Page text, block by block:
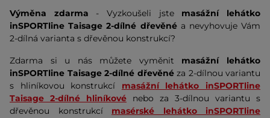
Výměna zdarma - Vyzkoušeli jste masážní lehátko
inSPORTline Taisage 2-dílné dřevěnéa nevyhovuje Vám
2-dílná varianta s dřevěnou konstrukcí?
Zdarma si u nás můžete vyměnit masážní lehátko
inSPORTline Taisage 2-dílné dřevěné za 2-dílnou variantu
s hliníkovou konstrukcí masážní lehátko inSPORTline
Taisage 2-dílné hliníkové
nebo za 3-dílnou variantu s
dřevěnou konstrukcí masérské lehátko inSPORTline